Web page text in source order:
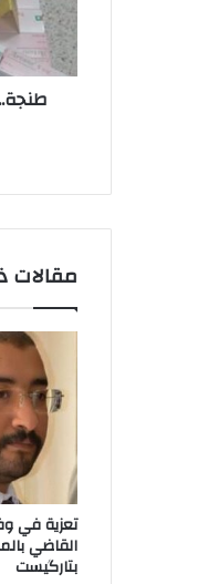
ت
ر
ن
مقالات
تعزية في
القاضي
بتارگيست